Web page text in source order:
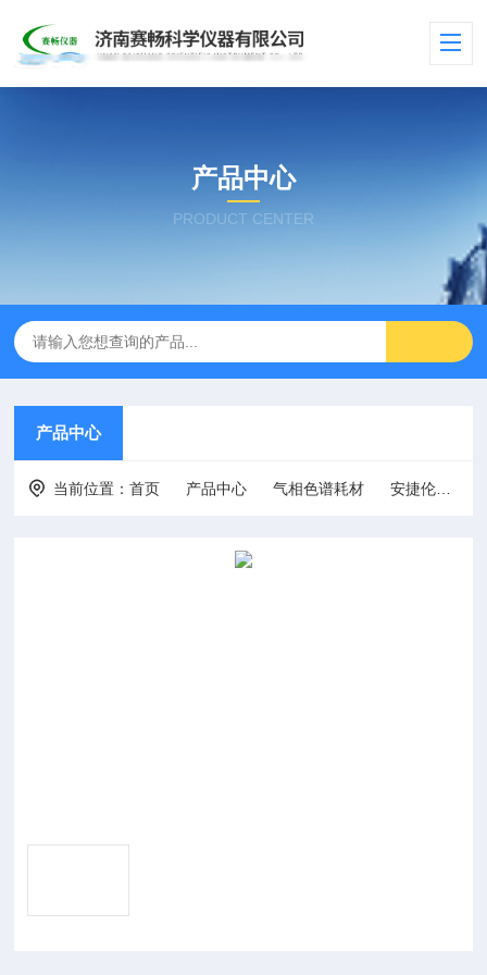
产品中心
PRODUCT CENTER
产品中心
当前位置：首页 产品中心 气相色谱耗材 安捷伦气相耗材